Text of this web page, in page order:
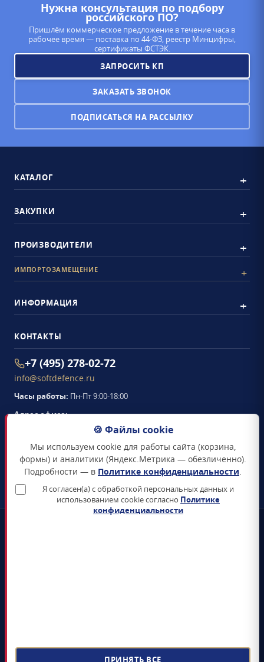
Нужна консультация по подбору
российского ПО?
Пришлём коммерческое предложение в течение часа в
рабочее время — поставка по 44-ФЗ, реестр Минцифры,
сертификаты ФСТЭК.
ЗАПРОСИТЬ КП
ЗАКАЗАТЬ ЗВОНОК
ПОДПИСАТЬСЯ НА РАССЫЛКУ
КАТАЛОГ
ЗАКУПКИ
ПРОИЗВОДИТЕЛИ
ИМПОРТОЗАМЕЩЕНИЕ
ИНФОРМАЦИЯ
КОНТАКТЫ
+7 (495) 278-02-72
info@softdefence.ru
Часы работы: Пн-Пт 9:00-18:00
Адрес офиса:
Семёновская набережная, д. 2/1, стр. 1, офис 411
Схема проезда →
ЗАКАЗАТЬ ЗВОНОК
Электронный документооборот, УПД, счёт-фактура
🍪 Файлы cookie
Мы используем cookie для работы сайта (корзина,
формы) и аналитики (Яндекс.Метрика — обезличенно).
Подробности — в Политике конфиденциальности.
Я согласен(а) с обработкой персональных данных и
использованием cookie согласно Политике
конфиденциальности
ПРИНЯТЬ ВСЕ